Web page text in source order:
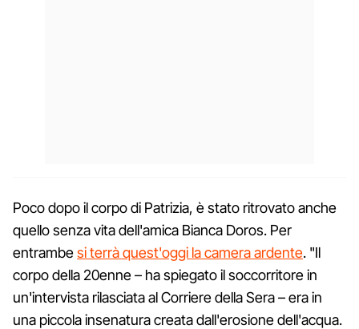
Poco dopo il corpo di Patrizia, è stato ritrovato anche
quello senza vita dell'amica Bianca Doros. Per
entrambesi terrà quest'oggi la camera ardente. "Il
corpo della 20enne – ha spiegato il soccorritore in
un'intervista rilasciata al Corriere della Sera – era in
una piccola insenatura creata dall'erosione dell'acqua.